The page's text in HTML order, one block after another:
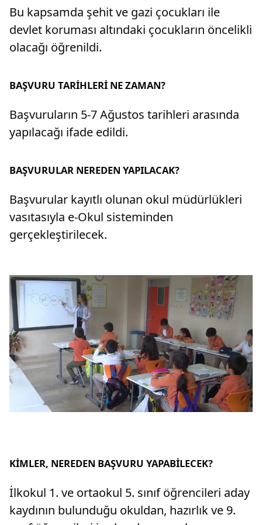
Bu kapsamda şehit ve gazi çocukları ile
devlet koruması altındaki çocukların öncelikli
olacağı öğrenildi.
BAŞVURU TARİHLERİ NE ZAMAN?
Başvuruların 5-7 Ağustos tarihleri arasında
yapılacağı ifade edildi.
BAŞVURULAR NEREDEN YAPILACAK?
Başvurular kayıtlı olunan okul müdürlükleri
vasıtasıyla e-Okul sisteminden
gerçekleştirilecek.
KİMLER, NEREDEN BAŞVURU YAPABİLECEK?
İlkokul 1. ve ortaokul 5. sınıf öğrencileri aday
kaydının bulunduğu okuldan, hazırlık ve 9.